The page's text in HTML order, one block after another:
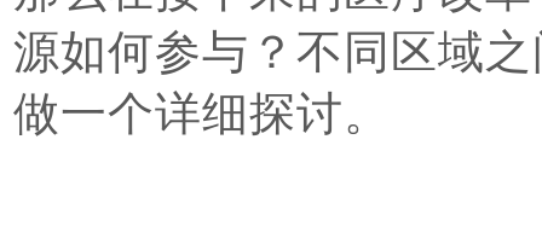
源如何参与？ 不同区域
做一个详细探讨。